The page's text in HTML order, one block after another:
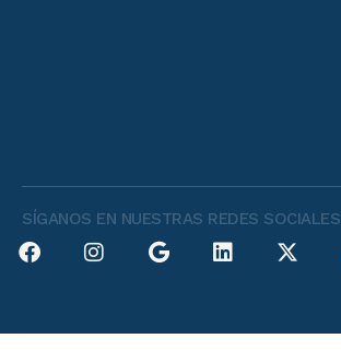
SÍGANOS EN NUESTRAS REDES SOCIALES